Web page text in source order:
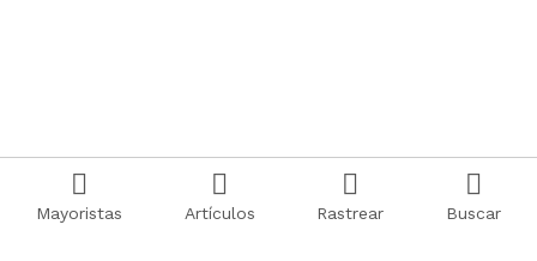
Mayoristas Artículos Rastrear Buscar